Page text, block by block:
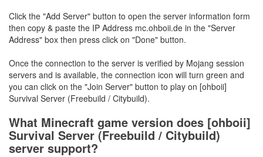
Click the "Add Server" button to open the server information form
then copy & paste the IP Address mc.ohboii.de in the "Server
Address" box then press click on "Done" button.
Once the connection to the server is verified by Mojang session
servers and is available, the connection icon will turn green and
you can click on the "Join Server" button to play on [ohboii]
Survival Server (Freebuild / Citybuild).
What Minecraft game version does [ohboii]
Survival Server (Freebuild / Citybuild)
server support?